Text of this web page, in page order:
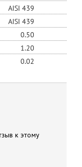
AISI 439
AISI 439
0.50
1.20
0.02
к этому